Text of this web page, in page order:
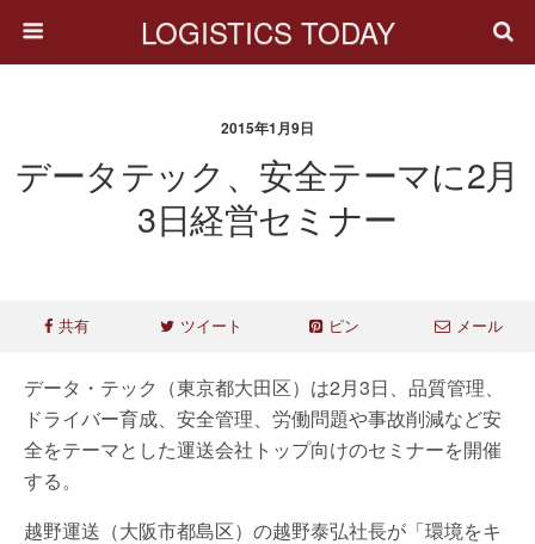
LOGISTICS TODAY
2015年1月9日
データテック、安全テーマに2月
3日経営セミナー
共有 ツイート ピン メール
データ・テック（東京都大田区）は2月3日、品質管理、
ドライバー育成、安全管理、労働問題や事故削減など安
全をテーマとした運送会社トップ向けのセミナーを開催
する。
越野運送（大阪市都島区）の越野泰弘社長が「環境をキ